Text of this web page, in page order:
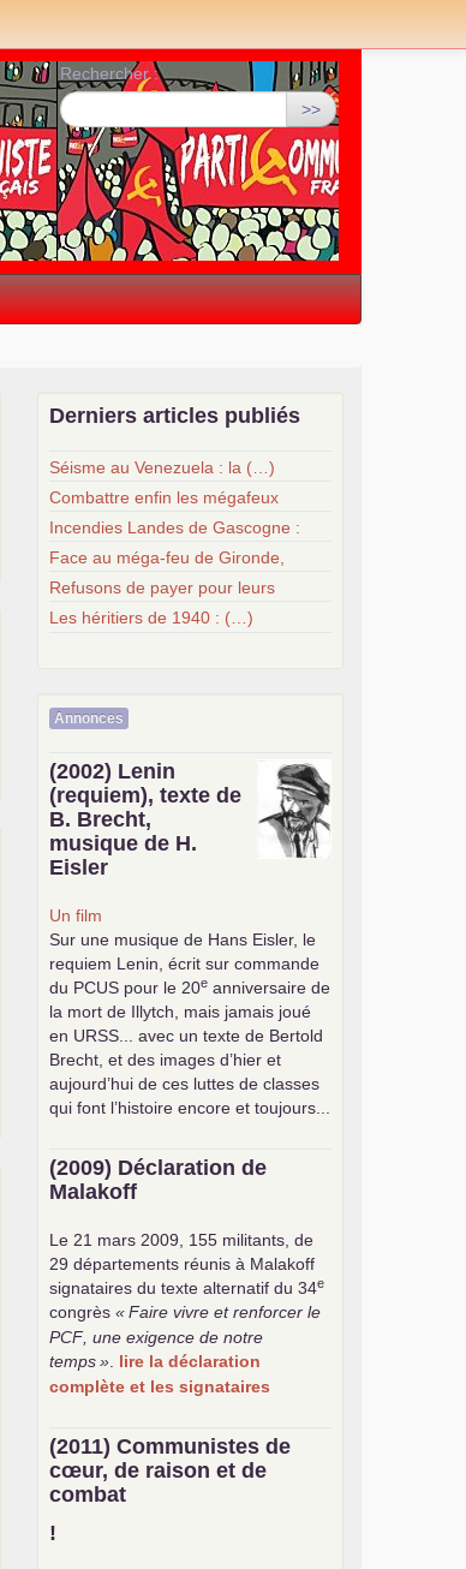
Rechercher :
>>
Derniers articles publiés
Séisme au Venezuela : la (…)
Combattre enfin les mégafeux
Incendies Landes de Gascogne :
Face au méga-feu de Gironde,
Refusons de payer pour leurs
Les héritiers de 1940 : (…)
Annonces
(2002) Lenin
(requiem), texte de
B. Brecht,
musique de H.
Eisler
Un film
Sur une musique de Hans Eisler, le
requiem Lenin, écrit sur commande
du PCUS pour le 20e anniversaire de
la mort de Illytch, mais jamais joué
en URSS ... avec un texte de Bertold
Brecht, et des images d’hier et
aujourd’hui de ces luttes de classes
qui font l’histoire encore et toujours...
(2009) Déclaration de
Malakoff
Le 21 mars 2009, 155 militants, de
29 départements réunis à Malakoff
signataires du texte alternatif du 34e
congrès «Faire vivre et renforcer le
PCF , une exigence de notre
temps» lire la déclaration
complète et les signataires
(2011) Communistes de
cœur, de raison et de
combat
!